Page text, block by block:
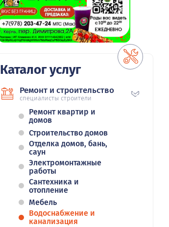
Каталог услуг
Ремонт и строительство
специалисты строители
Ремонт квартир и
домов
Строительство домов
Отделка домов, бань,
саун
Электромонтажные
работы
Сантехника и
отопление
Мебель
Водоснабжение и
канализация